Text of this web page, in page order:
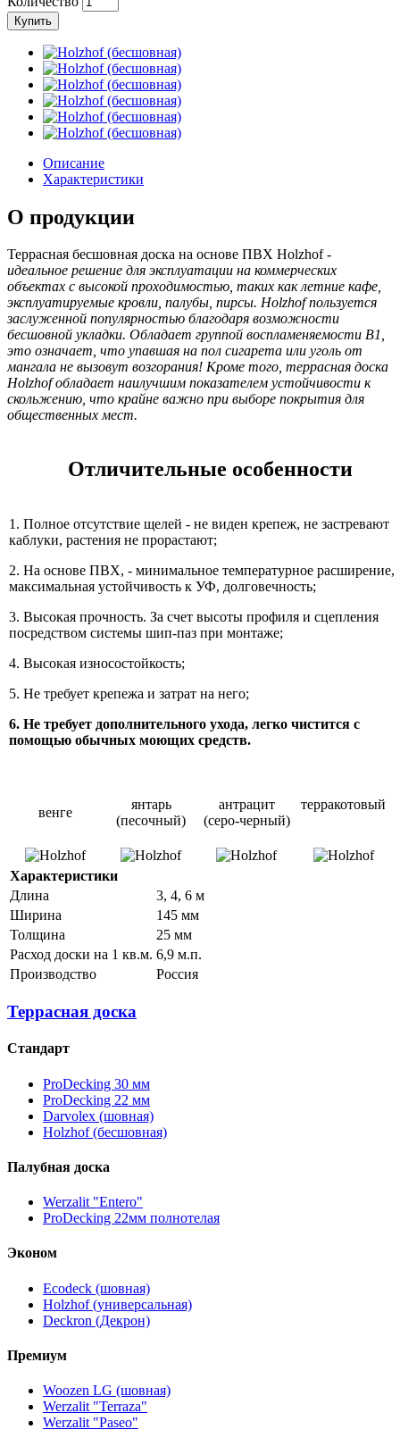
Купить
Описание
Характеристики
О продукции
Террасная бесшовная доска на основе ПВХ Holzhof -
идеальное решение для эксплуатации на коммерческих
объектах с высокой проходимостью, таких как летние кафе,
эксплуатируемые кровли, палубы, пирсы. Holzhof пользуется
заслуженной популярностью благодаря возможности
бесшовной укладки. Обладает группой воспламеняемости B1,
это означает, что упавшая на пол сигарета или уголь от
мангала не вызовут возгорания! Кроме того, террасная доска
Holzhof обладает наилучшим показателем устойчивости к
скольжению, что крайне важно при выборе покрытия для
общественных мест.
Отличительные особенности
1. Полное отсутствие щелей - не виден крепеж, не застревают
каблуки, растения не прорастают;
2. На основе ПВХ, - минимальное температурное расширение,
максимальная устойчивость к УФ, долговечность;
3. Высокая прочность. За счет высоты профиля и сцепления
посредством системы шип-паз при монтаже;
4. Высокая износостойкость;
5. Не требует крепежа и затрат на него;
6. Не требует дополнительного ухода, легко чистится с
помощью обычных моющих средств.
венге
янтарь
(песочный)
антрацит
(серо-черный)
терракотовый
Характеристики
Длина
3, 4, 6 м
Ширина
145 мм
Толщина
25 мм
Расход доски на 1 кв.м. 6,9 м.п.
Производство
Россия
Террасная доска
Стандарт
ProDecking 30 мм
ProDecking 22 мм
Darvolex (шовная)
Holzhof (бесшовная)
Палубная доска
Werzalit "Entero"
ProDecking 22мм полнотелая
Эконом
Ecodeck (шовная)
Holzhof (универсальная)
Deckron (Декрон)
Премиум
Woozen LG (шовная)
Werzalit "Terraza"
Werzalit "Paseo"